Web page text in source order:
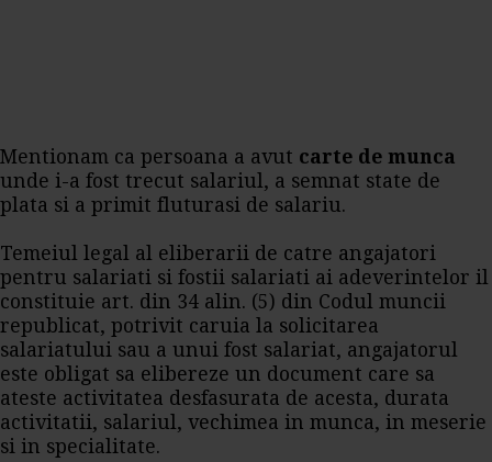
Mentionam ca persoana a avut carte de munca
unde i-a fost trecut salariul, a semnat state de
plata si a primit fluturasi de salariu.
Temeiul legal al eliberarii de catre angajatori
pentru salariati si fostii salariati ai adeverintelor il
constituie art. din 34 alin. (5) din Codul muncii
republicat, potrivit caruia la solicitarea
salariatului sau a unui fost salariat, angajatorul
este obligat sa elibereze un document care sa
ateste activitatea desfasurata de acesta, durata
activitatii, salariul, vechimea in munca, in meserie
si in specialitate.